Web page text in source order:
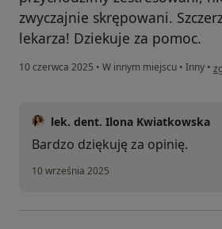
zwyczajnie skrępowani.
lekarza! Dziekuje za pomoc.
10 czerwca 2025 • W innym miejscu • Inny • w
lek. dent. Ilona Kwiatkowska
Bardzo dziękuję za opinię.
10 września 2025